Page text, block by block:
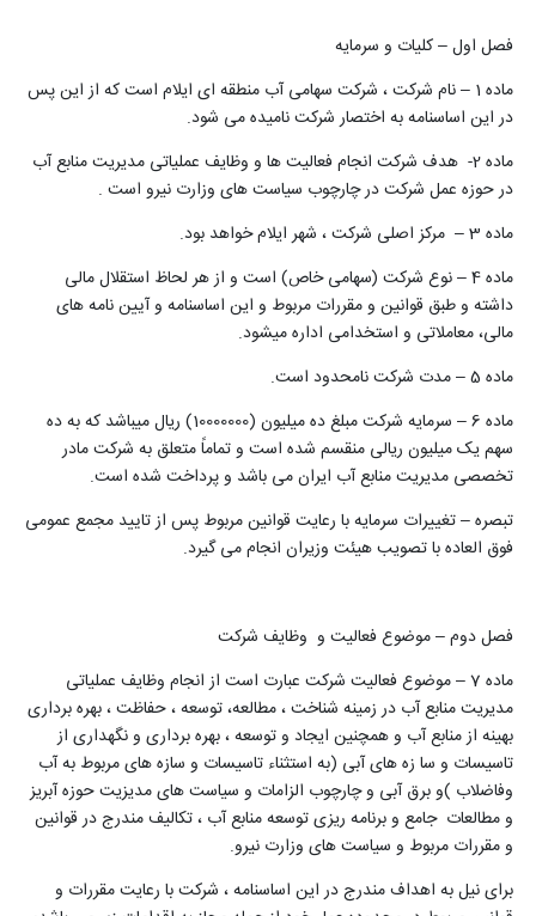
فصل اول – کلیات و سرمایه
ماده 1 – نام شرکت ، شرکت سهامی آب منطقه ای ایلام است که از این پس
در این اساسنامه به اختصار شرکت نامیده می شود.
ماده 2- هدف شرکت انجام فعالیت ها و وظایف عملیاتی مدیریت منابع آب
در حوزه عمل شرکت در چارچوب سیاست های وزارت نیرو است .
ماده 3 – مرکز اصلی شرکت ، شهر ایلام خواهد بود.
ماده 4 – نوع شرکت (سهامی خاص) است و از هر لحاظ استقلال مالی
داشته و طبق قوانین و مقررات مربوط و این اساسنامه و آیین نامه های
مالی، معاملاتی و استخدامی اداره میشود.
ماده 5 – مدت شرکت نامحدود است.
ماده 6 – سرمایه شرکت مبلغ ده میلیون (10000000) ریال میباشد که به ده
سهم یک میلیون ریالی منقسم شده است و تماماً متعلق به شرکت مادر
تخصصی مدیریت منابع آب ایران می باشد و پرداخت شده است.
تبصره – تغییرات سرمایه با رعایت قوانین مربوط پس از تایید مجمع عمومی
فوق العاده با تصویب هیئت وزیران انجام می گیرد.
فصل دوم – موضوع فعالیت و وظایف شرکت
ماده 7 – موضوع فعالیت شرکت عبارت است از انجام وظایف عملیاتی
مدیریت منابع آب در زمینه شناخت ، مطالعه، توسعه ، حفاظت ، بهره برداری
بهینه از منابع آب و همچنین ایجاد و توسعه ، بهره برداری و نگهداری از
تاسیسات و سا زه های آبی (به استثناء تاسیسات و سازه های مربوط به آب
وفاضلاب )و برق آبی و چارچوب الزامات و سیاست های مدیزیت حوزه آبریز
و مطالعات جامع و برنامه ریزی توسعه منابع آب ، تکالیف مندرج در قوانین
و مقررات مربوط و سیاست های وزارت نیرو.
برای نیل به اهداف مندرج در این اساسنامه ، شرکت با رعایت مقررات و